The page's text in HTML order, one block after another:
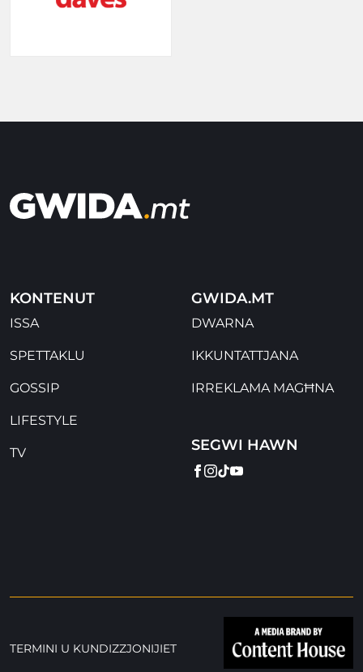
KONTENUT
ISSA
SPETTAKLU
GOSSIP
LIFESTYLE
TV
GWIDA.MT
DWARNA
IKKUNTATTJANA
IRREKLAMA MAGĦNA
SEGWI HAWN
FACEBOOK
INSTAGRAM
TIKTOK
YOUTUBE
TERMINI U KUNDIZZJONIJIET